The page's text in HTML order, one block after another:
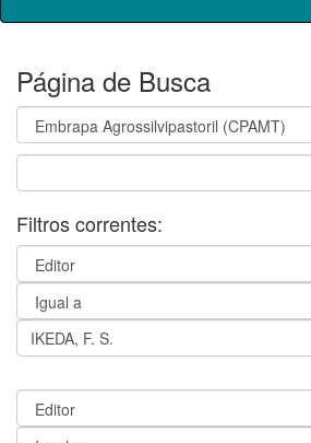
Página de Busca
Filtros correntes: